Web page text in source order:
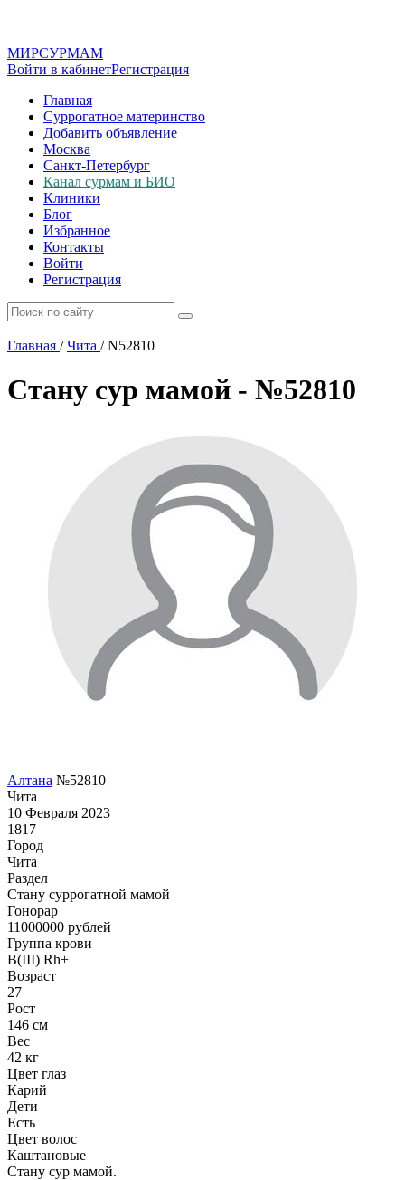
МИРСУРМАМ
Войти в кабинетРегистрация
Главная
Суррогатное материнство
Добавить объявление
Москва
Санкт-Петербург
Канал сурмам и БИО
Клиники
Блог
Избранное
Контакты
Войти
Регистрация
Главная / Чита /N52810
Стану сур мамой - №52810
Алтана №52810
Чита
10 Февраля 2023
1817
Город
Чита
Раздел
Cтану суррогатной мамой
Гонoрар
11000000 рублей
Группа крови
B(III) Rh+
Возраст
27
Рост
146 см
Вес
42 кг
Цвет глаз
Карий
Дети
Есть
Цвет волос
Каштановые
Стану сур мамой.